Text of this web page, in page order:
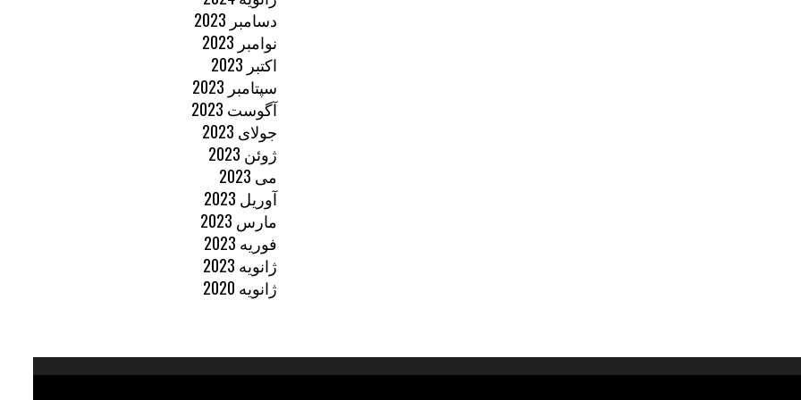
دسامبر 2023
نوامبر 2023
اکتبر 2023
سپتامبر 2023
آگوست 2023
جولای 2023
ژوئن 2023
می 2023
آوریل 2023
مارس 2023
فوریه 2023
ژانویه 2023
ژانویه 2020